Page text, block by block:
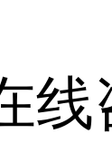
线